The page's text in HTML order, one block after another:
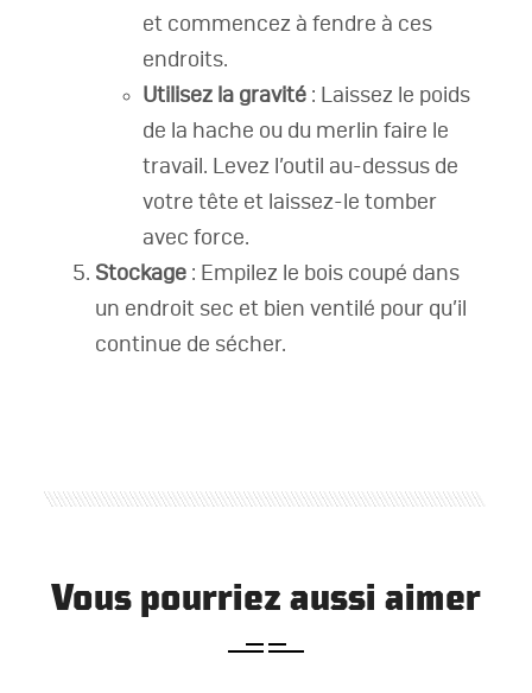
et commencez à fendre à ces
endroits.
Utilisez la gravité : Laissez le poids
de la hache ou du merlin faire le
travail. Levez l’outil au-dessus de
votre tête et laissez-le tomber
avec force.
Stockage : Empilez le bois coupé dans
un endroit sec et bien ventilé pour qu’il
continue de sécher.
Vous pourriez aussi aimer